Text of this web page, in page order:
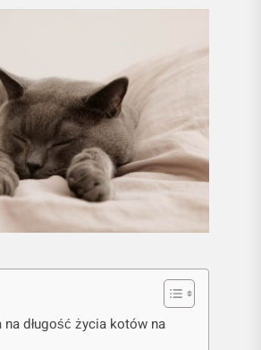
na długość życia kotów na